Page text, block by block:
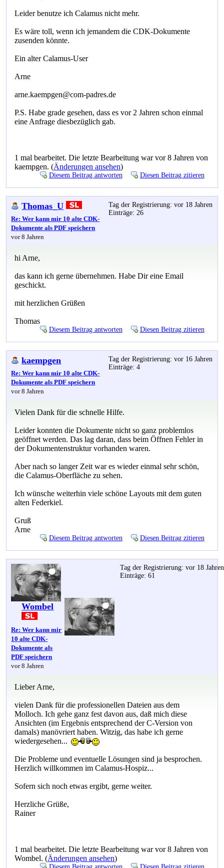
Leider benutze ich Calamus nicht mehr.
Es wäre toll, wenn ich jemandem die CDK-Dokumente
zusenden könnte.
Ein alter Calamus-User
Arne
arne.kaempgen@com-padres.de
P.S. Habe grade gesehen, dass es vor 2 Jahren schon einmal
eine Anfrage diesbezüglich gab.
1 mal bearbeitet. Die letzte Bearbeitung war vor 8 Jahren von
kaempgen. (Änderungen ansehen)
Diesem Beitrag antworten Diesen Beitrag zitieren
Thomas_U
Re: Wer kann mir 10 alte CDK-
Dokumente als PDF speichern
vor 8 Jahren
Tag der Registrierung: vor 18 Jahren
Einträge: 26
hi Arne,
das kann ich gerne übernehmen. Habe Dir eine Email
geschickt.
mit herzlichen Grüßen
Thomas
Diesem Beitrag antworten Diesen Beitrag zitieren
kaempgen
Re: Wer kann mir 10 alte CDK-
Dokumente als PDF speichern
vor 8 Jahren
Tag der Registrierung: vor 16 Jahren
Einträge: 4
Vielen Dank für die schnelle Hilfe.
Leider konnten die Dokumente nicht so ganz problemlos
geöffnet werden. Das lag daran, dass beim Öffnen Fehler in
der Dokumentenstruktur vorhanden waren.
Aber nach so langer Zeit war es wieder einmal sehr schön,
die Calamus-Oberfläche zu sehen.
Ich wünsche weiterhin viele schöne Layouts mit dem guten
alten Federkiel.
Gruß
Arne
Diesem Beitrag antworten Diesen Beitrag zitieren
Wombel
Re: Wer kann mir
10 alte CDK-
Dokumente als
PDF speichern
vor 8 Jahren
Tag der Registrierung: vor 18 Jahren
Einträge: 61
Lieber Arne,
vielen Dank für die professionellen Dateien aus dem
Molloch. Ich gehe ganz fest davon aus, daß mich diese
Ansichten (im Ergebnis entsprechend der C-Version von
damals) manövriert haben. Witzig, das habe ich gerne
wiedergesehen...
Die Probleme und eventuelle Lösungen sind ja besprochen.
Herzlich willkommen im Calamus-Hospiz...
Sofern sich noch etwas ergibt, gerne weiter.
Herzliche Grüße,
Rainer
1 mal bearbeitet. Die letzte Bearbeitung war vor 8 Jahren von
Wombel. (Änderungen ansehen)